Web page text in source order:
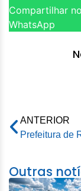
Compartilhar no
WhatsApp
ANTERIOR
Outras